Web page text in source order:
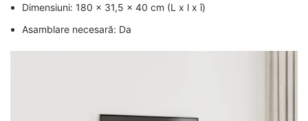
Dimensiuni: 180 x 31,5 x 40 cm (L x l x î)
Asamblare necesară: Da